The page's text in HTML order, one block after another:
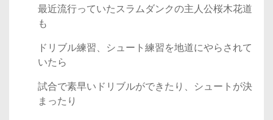
最近流行っていたスラムダンクの主人公桜木花道
も
ドリブル練習、シュート練習を地道にやらされて
いたら
試合で素早いドリブルができたり、シュートが決
まったり